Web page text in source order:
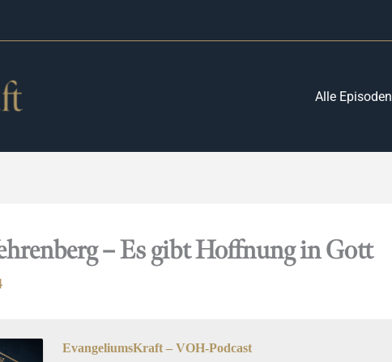
Alle Episoden
– Es gibt Hoffnung in Gott